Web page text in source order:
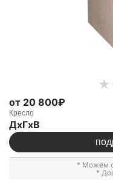
от 20 800₽
Кресло
ДxГxВ
* Можем
*